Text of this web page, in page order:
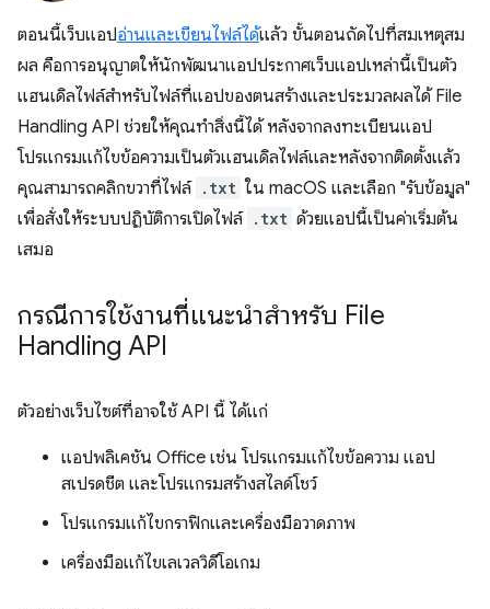
ตอนนี้เว็บแอปอ่านและเขียนไฟล์ได้แล้ว ขั้นตอนถัดไปที่สมเหตุสม
ผล คือการอนุญาตให้นักพัฒนาแอปประกาศเว็บแอปเหล่านี้เป็นตัว
แฮนเดิลไฟล์สำหรับไฟล์ที่แอปของตนสร้างและประมวลผลได้ File
Handling API ช่วยให้คุณทำสิ่งนี้ได้ หลังจากลงทะเบียนแอป
โปรแกรมแก้ไขข้อความเป็นตัวแฮนเดิลไฟล์และหลังจากติดตั้งแล้ว
คุณสามารถคลิกขวาที่ไฟล์ .txt ใน macOS และเลือก "รับข้อมูล"
เพื่อสั่งให้ระบบปฏิบัติการเปิดไฟล์ .txt ด้วยแอปนี้เป็นค่าเริ่มต้น
เสมอ
กรณีการใช้งานที่แนะนำสำหรับ File
Handling API
ตัวอย่างเว็บไซต์ที่อาจใช้ API นี้ ได้แก่
แอปพลิเคชัน Office เช่น โปรแกรมแก้ไขข้อความ แอป
สเปรดชีต และโปรแกรมสร้างสไลด์โชว์
โปรแกรมแก้ไขกราฟิกและเครื่องมือวาดภาพ
เครื่องมือแก้ไขเลเวลวิดีโอเกม